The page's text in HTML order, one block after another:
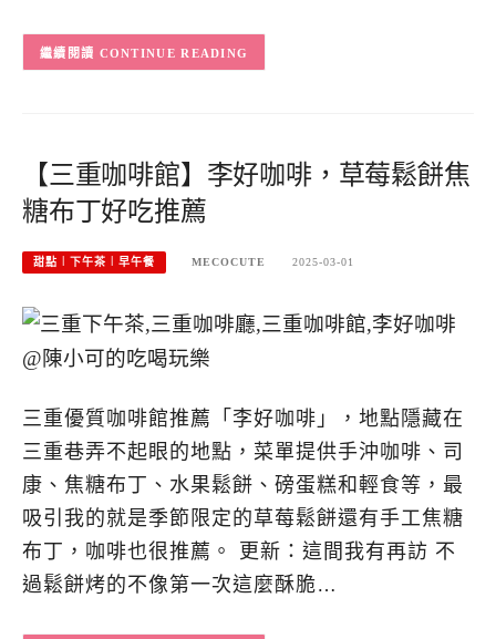
CONTINUE READING
【三重咖啡館】李好咖啡，草莓鬆餅焦
糖布丁好吃推薦
甜點︱下午茶︱早午餐 MECOCUTE 2025-03-01
三重優質咖啡館推薦「李好咖啡」，地點隱藏在
三重巷弄不起眼的地點，菜單提供手沖咖啡、司
康、焦糖布丁、水果鬆餅、磅蛋糕和輕食等，最
吸引我的就是季節限定的草莓鬆餅還有手工焦糖
布丁，咖啡也很推薦。 更新：這間我有再訪 不
過鬆餅烤的不像第一次這麼酥脆…